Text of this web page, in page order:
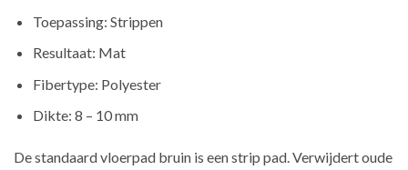
Toepassing: Strippen
Resultaat: Mat
Fibertype: Polyester
Dikte: 8 – 10 mm
De standaard vloerpad bruin is een strip pad. Verwijdert oude